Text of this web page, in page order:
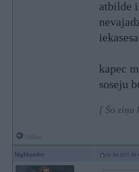
atbilde
kapec
soseju
[ Šo ziņu
highlander 15. Jul 2017,